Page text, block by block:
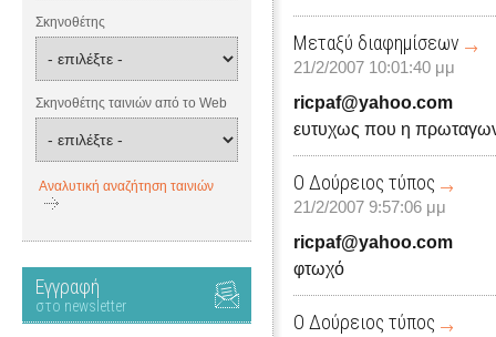
Σκηνοθέτης
Σκηνοθέτης ταινιών από το Web
Αναλυτική αναζήτηση ταινιών
Εγγραφή
στο newsletter
Μεταξύ διαφημίσεων
21/2/2007 10:01:40 μμ
ricpaf@yahoo.com
ευτυχως που η
Ο Δούρειος τύπος
21/2/2007 9:57:06 μμ
ricpaf@yahoo.com
φτωχό
Ο Δούρειος τύπος